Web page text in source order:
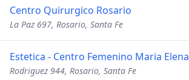
Centro Quirurgico Rosario
La Paz 697, Rosario, Santa Fe
Estetica - Centro Femenino Maria
Rodriguez 944, Rosario, Santa Fe